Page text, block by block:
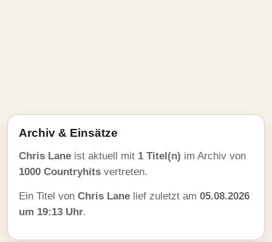
Archiv & Einsätze
Chris Lane ist aktuell mit 1 Titel(n) im Archiv von
1000 Countryhits vertreten.
Ein Titel von Chris Lane lief zuletzt am 05.08.2026
um 19:13 Uhr.